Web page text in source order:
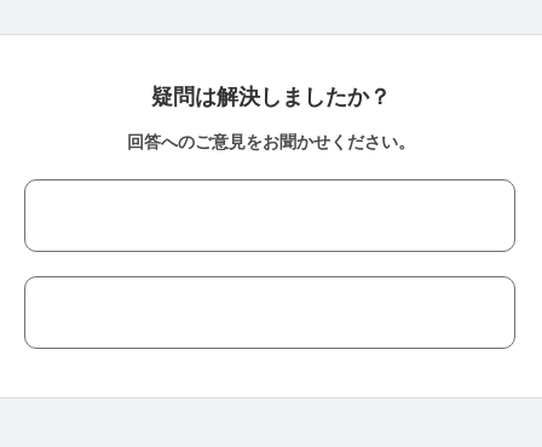
疑問は解決しましたか？
回答へのご意見をお聞かせください。